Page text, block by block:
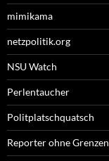
mimikama
netzpolitik.org
NSU Watch
Perlentaucher
Politplatschquatsch
Reporter ohne Grenzen